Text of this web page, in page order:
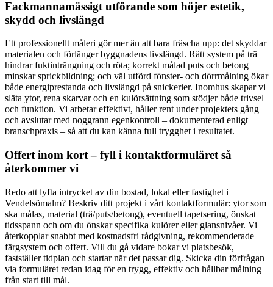
Fackmannamässigt utförande som höjer estetik,
skydd och livslängd
Ett professionellt måleri gör mer än att bara fräscha upp: det skyddar
materialen och förlänger byggnadens livslängd. Rätt system på trä
hindrar fuktinträngning och röta; korrekt målad puts och betong
minskar sprickbildning; och väl utförd fönster- och dörrmålning ökar
både energiprestanda och livslängd på snickerier. Inomhus skapar vi
släta ytor, rena skarvar och en kulörsättning som stödjer både trivsel
och funktion. Vi arbetar effektivt, håller rent under projektets gång
och avslutar med noggrann egenkontroll – dokumenterad enligt
branschpraxis – så att du kan känna full trygghet i resultatet.
Offert inom kort – fyll i kontaktformuläret så
återkommer vi
Redo att lyfta intrycket av din bostad, lokal eller fastighet i
Vendelsömalm? Beskriv ditt projekt i vårt kontaktformulär: ytor som
ska målas, material (trä/puts/betong), eventuell tapetsering, önskat
tidsspann och om du önskar specifika kulörer eller glansnivåer. Vi
återkopplar snabbt med kostnadsfri rådgivning, rekommenderade
färgsystem och offert. Vill du gå vidare bokar vi platsbesök,
fastställer tidplan och startar när det passar dig. Skicka din förfrågan
via formuläret redan idag för en trygg, effektiv och hållbar målning
från start till mål.